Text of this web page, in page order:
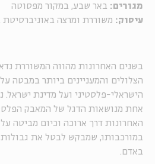
מגורים: באר שבע, במקור מפסוטה
עיסוק: משוררת ומרצה באוניברסיטת
בשנים האחרונות מהווה המשוררת
הצלולים והמעניינים ביותר במבטה
הישראלי-פלסטיני ועל מדינת
אחת מנושאות הדגל של המאבק
האחרונות דרך ארוכה וכיום מביטה
במורכבותו, שמבקש לבטל את
באדם.